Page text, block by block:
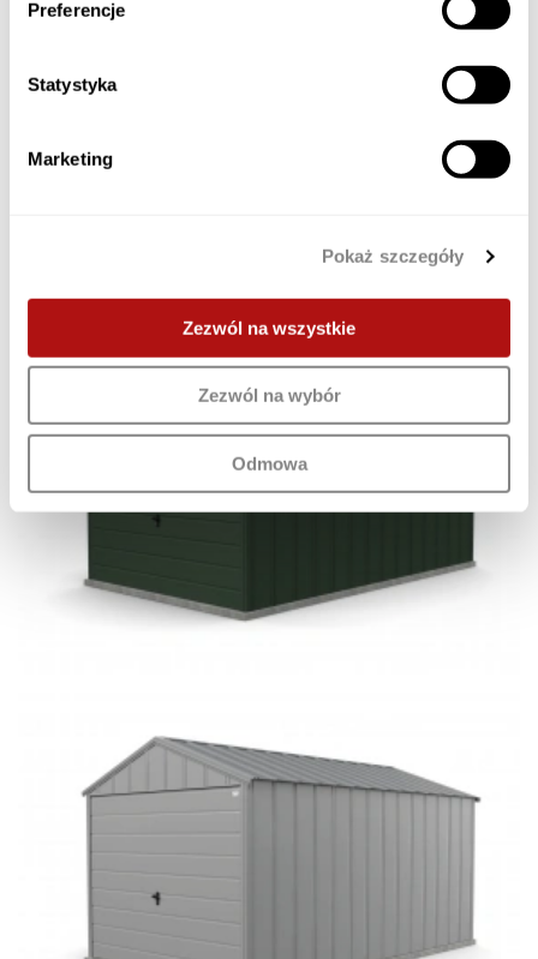
Preferencje
Statystyka
Marketing
Pokaż szczegóły
Zezwól na wszystkie
Zezwól na wybór
Odmowa